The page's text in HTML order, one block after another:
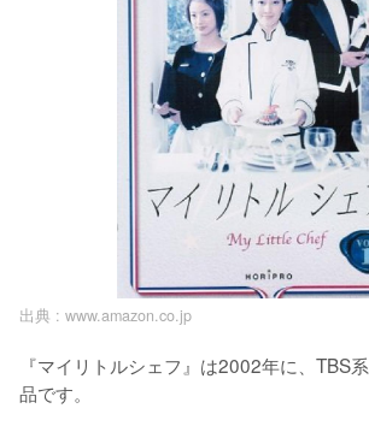
出典 : www.amazon.co.jp
『マイリトルシェフ』は2002年に、TBS
品です。